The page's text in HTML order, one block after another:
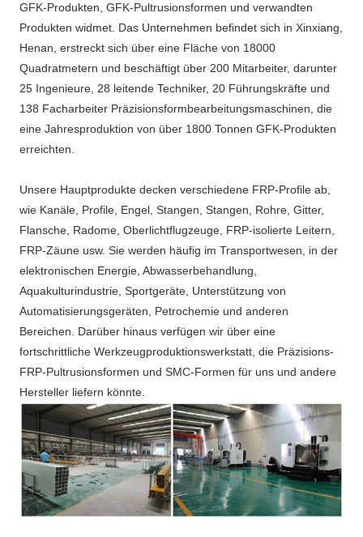
GFK-Produkten, GFK-Pultrusionsformen und verwandten
Produkten widmet. Das Unternehmen befindet sich in Xinxiang,
Henan, erstreckt sich über eine Fläche von 18000
Quadratmetern und beschäftigt über 200 Mitarbeiter, darunter
25 Ingenieure, 28 leitende Techniker, 20 Führungskräfte und
138 Facharbeiter Präzisionsformbearbeitungsmaschinen, die
eine Jahresproduktion von über 1800 Tonnen GFK-Produkten
erreichten.
Unsere Hauptprodukte decken verschiedene FRP-Profile ab,
wie Kanäle, Profile, Engel, Stangen, Stangen, Rohre, Gitter,
Flansche, Radome, Oberlichtflugzeuge, FRP-isolierte Leitern,
FRP-Zäune usw. Sie werden häufig im Transportwesen, in der
elektronischen Energie, Abwasserbehandlung,
Aquakulturindustrie, Sportgeräte, Unterstützung von
Automatisierungsgeräten, Petrochemie und anderen
Bereichen. Darüber hinaus verfügen wir über eine
fortschrittliche Werkzeugproduktionswerkstatt, die Präzisions-
FRP-Pultrusionsformen und SMC-Formen für uns und andere
Hersteller liefern könnte.